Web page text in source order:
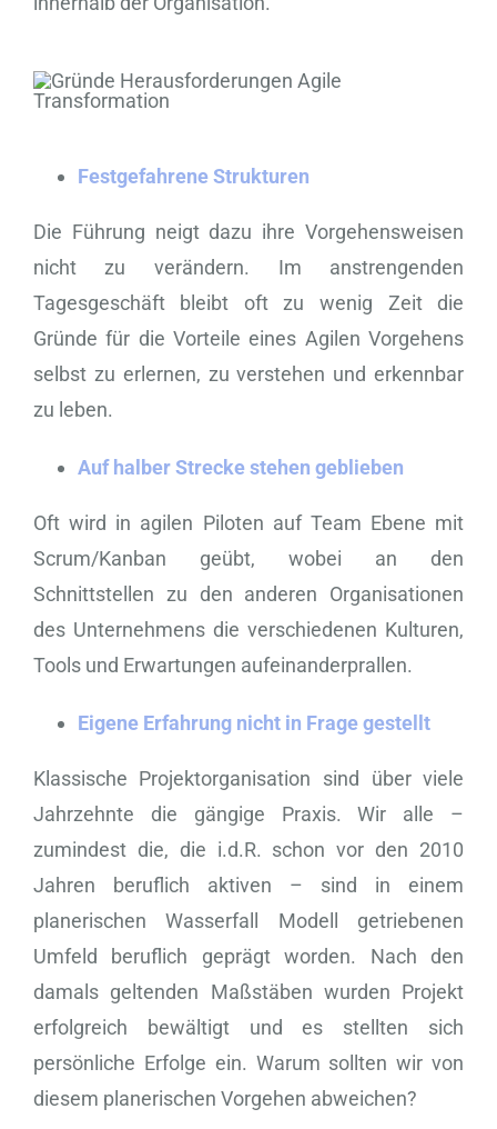
Festgefahrene Strukturen
Die Führung neigt dazu ihre Vorgehensweisen
nicht zu verändern. Im anstrengenden
Tagesgeschäft bleibt oft zu wenig Zeit die
Gründe für die Vorteile eines Agilen Vorgehens
selbst zu erlernen, zu verstehen und erkennbar
zu leben.
Auf halber Strecke stehen geblieben
Oft wird in agilen Piloten auf Team Ebene mit
Scrum/Kanban geübt, wobei an den
Schnittstellen zu den anderen Organisationen
des Unternehmens die verschiedenen Kulturen,
Tools und Erwartungen aufeinanderprallen.
Eigene Erfahrung nicht in Frage gestellt
Klassische Projektorganisation sind über viele
Jahrzehnte die gängige Praxis. Wir alle –
zumindest die, die i.d.R. schon vor den 2010
Jahren beruflich aktiven – sind in einem
planerischen Wasserfall Modell getriebenen
Umfeld beruflich geprägt worden. Nach den
damals geltenden Maßstäben wurden Projekt
erfolgreich bewältigt und es stellten sich
persönliche Erfolge ein. Warum sollten wir von
diesem planerischen Vorgehen abweichen?